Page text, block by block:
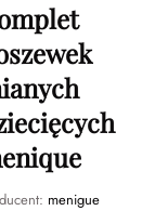
menigue